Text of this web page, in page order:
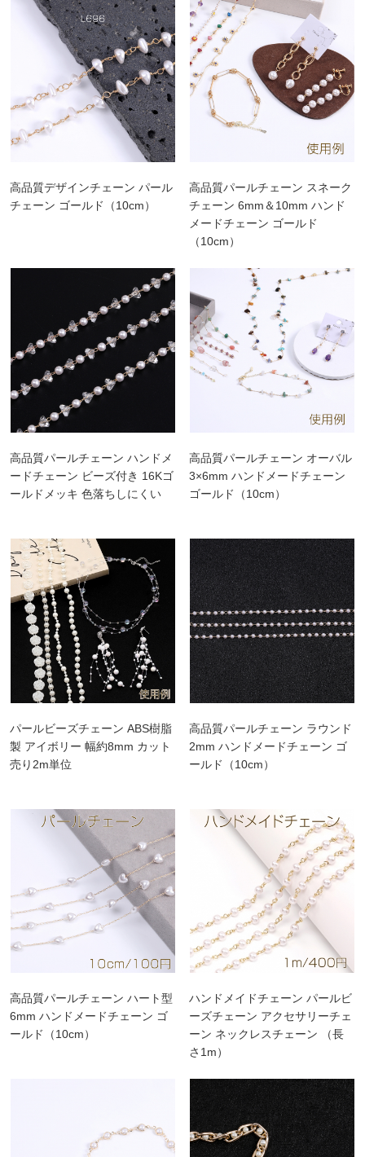
高品質デザインチェーン パール
チェーン ゴールド（10cm）
高品質パールチェーン スネーク
チェーン 6mm＆10mm ハンド
メードチェーン ゴールド
（10cm）
高品質パールチェーン ハンドメ
ードチェーン ビーズ付き 16Kゴ
ールドメッキ 色落ちしにくい
高品質パールチェーン オーバル
3×6mm ハンドメードチェーン
ゴールド（10cm）
パールビーズチェーン ABS樹脂
製 アイボリー 幅約8mm カット
売り2m単位
高品質パールチェーン ラウンド
2mm ハンドメードチェーン ゴ
ールド（10cm）
高品質パールチェーン ハート型
6mm ハンドメードチェーン ゴ
ールド（10cm）
ハンドメイドチェーン パールビ
ーズチェーン アクセサリーチェ
ーン ネックレスチェーン （長
さ1m）